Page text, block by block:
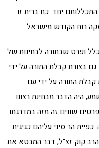
יחד. כח ברית זו
רוח הקודש מישראל.
ופרט שבתורה לבחינות של
בצורת קבלת התורה על ידי
התורה על ידי עם
היה הדבר מבחינת רצונו
שונים זה מזה במדרגתו
הר סיני עליהם כגיגית
הרב קוק זצ"ל, דבר המבטא את